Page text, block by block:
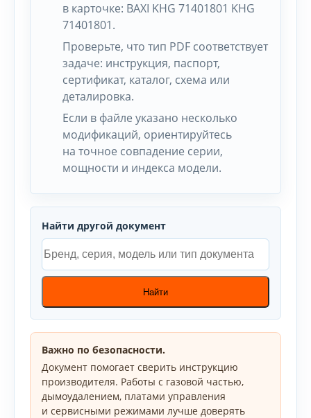
в карточке: BAXI KHG 71401801 KHG
71401801.
Проверьте, что тип PDF соответствует
задаче: инструкция, паспорт,
сертификат, каталог, схема или
деталировка.
Если в файле указано несколько
модификаций, ориентируйтесь
на точное совпадение серии,
мощности и индекса модели.
Найти другой документ
Найти
Важно по безопасности.
Документ помогает сверить инструкцию
производителя. Работы с газовой частью,
дымоудалением, платами управления
и сервисными режимами лучше доверять